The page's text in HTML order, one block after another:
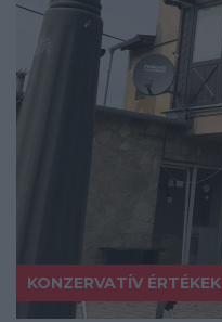
KONZERVATÍV ÉRTÉKEK